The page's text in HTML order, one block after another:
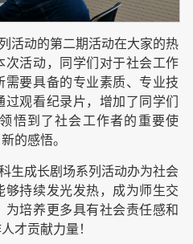
活动的第二期活动在大家的热
次活动，同学们对于社会工作
需要具备的专业素质、专业技
观看纪录片，增加了同学们
悟到了社会工作者的重要使
的感悟。
生成长剧场系列活动办为社会
够持续发光发热，成为师生交
培养更多具有社会责任感和
才贡献力量！